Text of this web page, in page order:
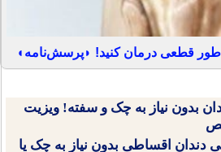
طور قطعی درمان کنید! ◗پرسش‌نامه◖
بدون نیاز به چک و سفته! ویزیت
دندان اقساطی بدون نیاز به چک یا